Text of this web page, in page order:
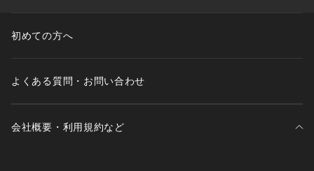
初めての方へ
よくある質問・お問い合わせ
会社概要・利用規約など